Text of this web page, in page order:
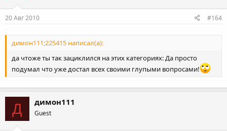
20 Авг 2010 #164
димон111;225415 написал(а):
да чтоже ты так зациклился на этих категориях: Да просто
подумал что уже достал всех своими глупыми вопросами!
Д димон111
Guest